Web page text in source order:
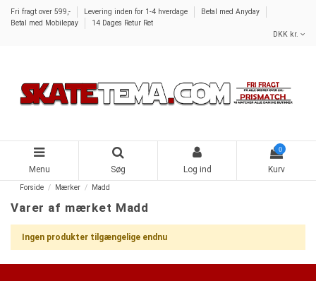
Fri fragt over 599,- Levering inden for 1-4 hverdage
Betal med Anyday
Betal med Mobilepay
14 Dages Retur Ret
DKK kr.
Menu Søg Log ind
0
Kurv
Forside Mærker Madd
Varer af mærket Madd
Ingen produkter tilgængelige endnu